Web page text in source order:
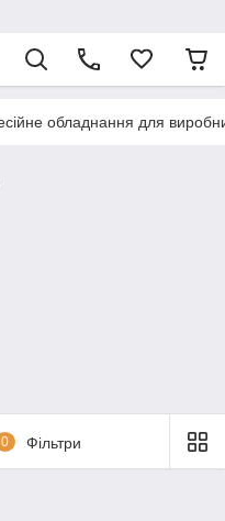
обладнання для
0 Фільтри